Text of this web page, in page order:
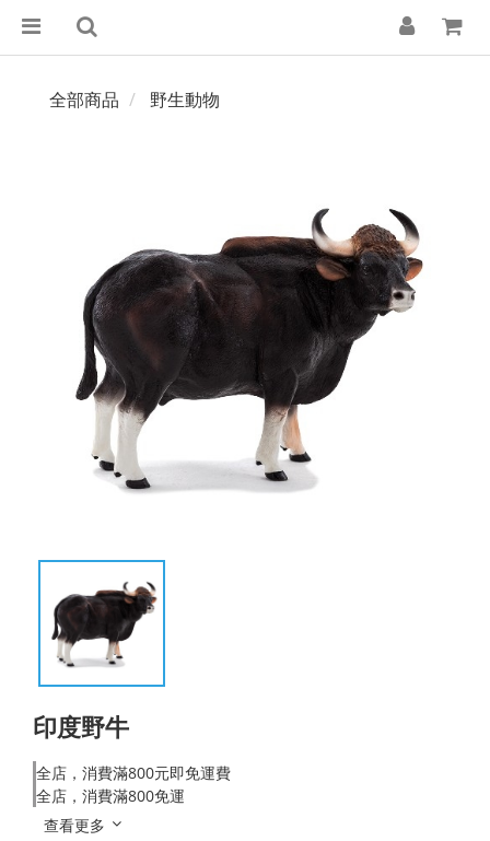
全部商品 野生動物
印度野牛
全店，消費滿800元即免運費
全店，消費滿800免運
查看更多